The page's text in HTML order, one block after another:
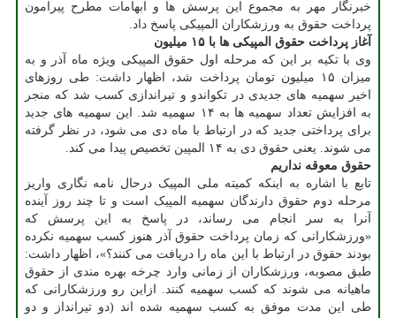
خبرنگار مهر به مجموع این پرسش ها و ابهامات مطرح پیرامون
پرداخت حقوق به ورزشکاران المپیکی پاسخ داد.
آغاز پرداخت حقوق المپیکی ها با ۱۵ میلیون
وی با تکیه بر این که مرحله اول حقوق المپیکی ویژه ماه آذر و به
میزان ۱۵ میلیون تومان پرداخت شد، اظهار داشت: طی روزهای
اخیر سهمیه های جدیدی در تکواندو و تیراندازی کسب شد که منجر
به افزایش تعداد سهمیه ها به ۱۴ سهمیه شد. این سهمیه های جدید
برای پرداختی جدید که در ارتباط با ماه دی می شود، در نظر گرفته
می شوند. یعنی حقوق دی به ۱۴ المپین تخصیص پیدا می کند.
حقوق معوقه نداریم
تابع با اشاره به اینکه کمیته ملی المپیک درحال نامه نگاری واریز
مرحله دوم حقوق دارندگان سهمیه المپیک است و تا چند روز آینده
آنرا به سر انجام می رساند، در پاسخ به این پرسش که
«ورزشکارانی که زمان پرداخت حقوق آذر هنوز کسب سهمیه نکرده
بودند حقوق در ارتباط با این ماه را دریافت می کنند؟»، اظهار داشت:
طبق مصوبه، ورزشکاران از زمانی وارد چرخه بهره مندی از حقوق
ماهیانه می شوند که کسب سهمیه کنند. ازاین رو ورزشکارانی که
طی این مدت موفق به کسب سهمیه شده اند (دو تیرانداز و دو